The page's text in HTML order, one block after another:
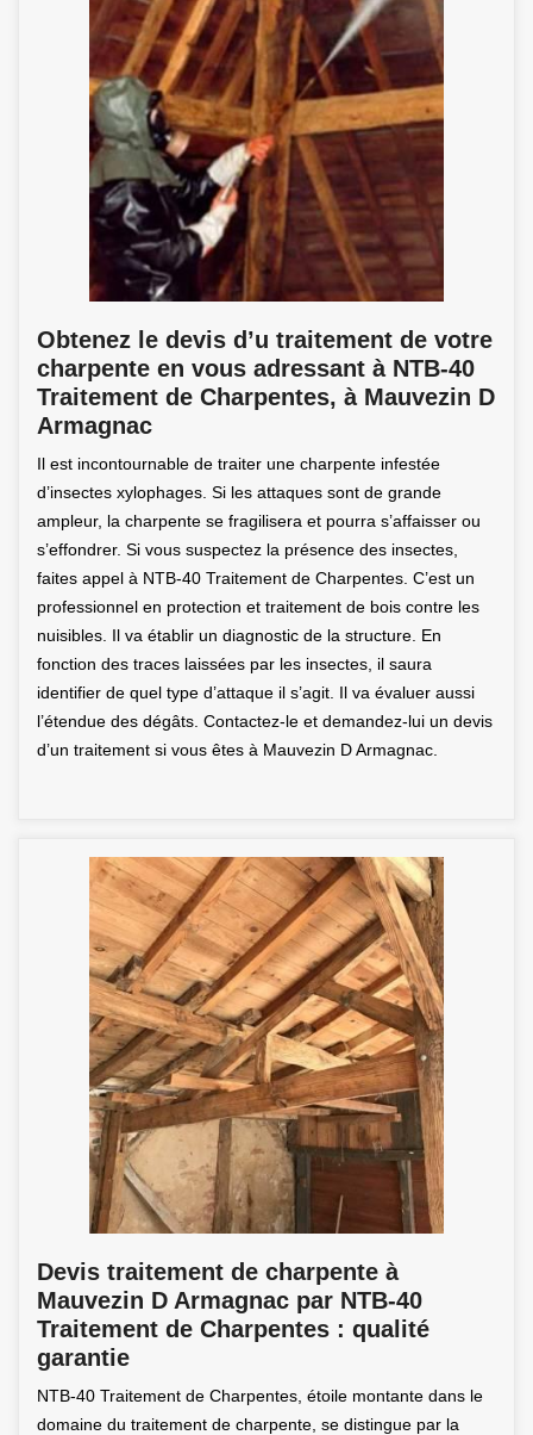
Obtenez le devis d’u traitement de votre
charpente en vous adressant à NTB-40
Traitement de Charpentes, à Mauvezin D
Armagnac
Il est incontournable de traiter une charpente infestée
d’insectes xylophages. Si les attaques sont de grande
ampleur, la charpente se fragilisera et pourra s’affaisser ou
s’effondrer. Si vous suspectez la présence des insectes,
faites appel à NTB-40 Traitement de Charpentes. C’est un
professionnel en protection et traitement de bois contre les
nuisibles. Il va établir un diagnostic de la structure. En
fonction des traces laissées par les insectes, il saura
identifier de quel type d’attaque il s’agit. Il va évaluer aussi
l’étendue des dégâts. Contactez-le et demandez-lui un devis
d’un traitement si vous êtes à Mauvezin D Armagnac.
Devis traitement de charpente à
Mauvezin D Armagnac par NTB-40
Traitement de Charpentes : qualité
garantie
NTB-40 Traitement de Charpentes, étoile montante dans le
domaine du traitement de charpente, se distingue par la